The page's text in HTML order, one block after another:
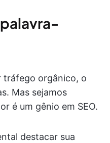
tráfego orgânico, o
Mas sejamos
é um gênio em SEO.
destacar sua